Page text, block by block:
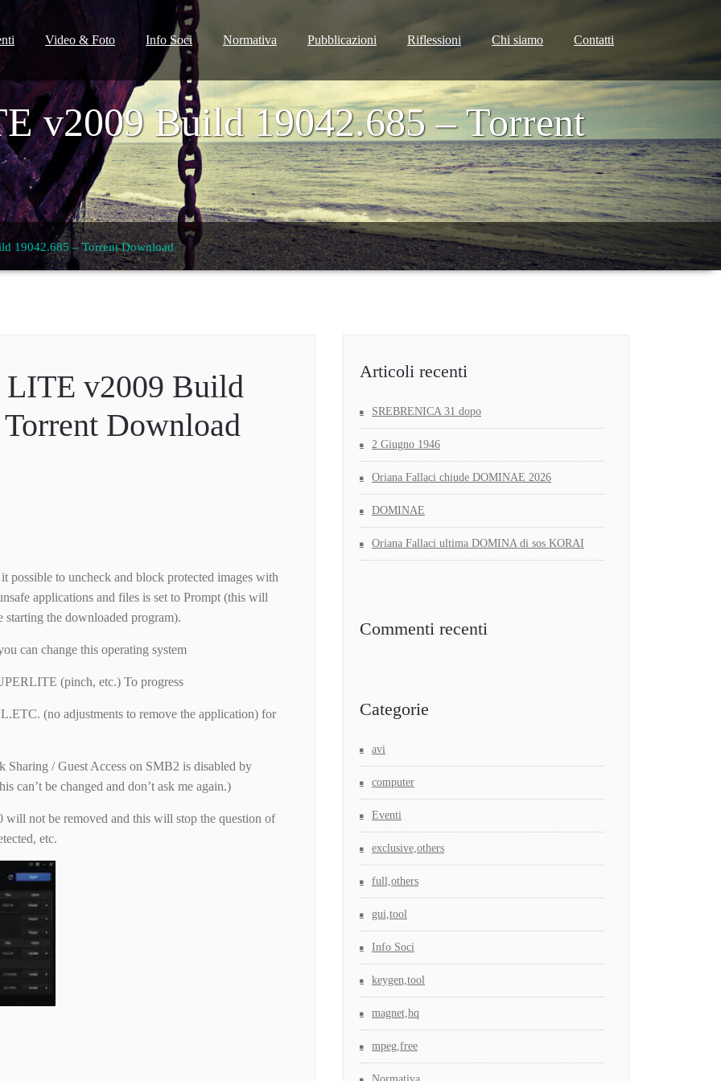
Video & Foto Info Soci Normativa Pubblicazioni Riflessioni Chi siamo Contatti
v2009 Build 19042.685 – Torrent
19042.685 – Torrent Download
LITE v2009 Build
Download
possible to uncheck and block protected images with
applications and files is set to Prompt (this will
the downloaded program).
can change this operating system
(pinch, etc.) To progress
(no adjustments to remove the application) for
/ Guest Access on SMB2 is disabled by
can’t be changed and don’t ask me again.)
not be removed and this will stop the question of
etc.
Articoli recenti
SREBRENICA 31 dopo
2 Giugno 1946
Oriana Fallaci chiude DOMINAE 2026
DOMINAE
Oriana Fallaci ultima DOMINA di sos KORAI
Commenti recenti
Categorie
avi
computer
Eventi
exclusive,others
full,others
gui,tool
Info Soci
keygen,tool
magnet,hq
mpeg,free